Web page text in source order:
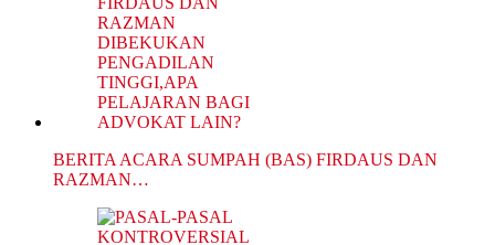
BERITA ACARA SUMPAH (BAS) FIRDAUS DAN
RAZMAN…